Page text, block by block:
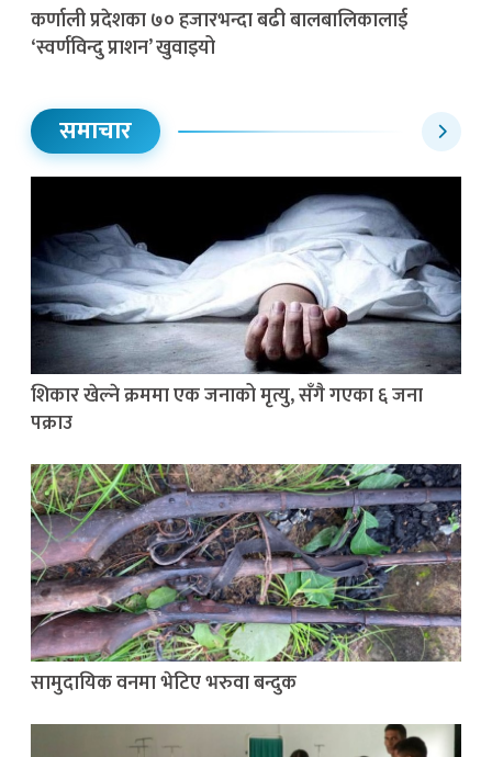
कर्णाली प्रदेशका ७० हजारभन्दा बढी बालबालिकालाई
‘स्वर्णविन्दु प्राशन’ खुवाइयो
समाचार
शिकार खेल्ने क्रममा एक जनाको मृत्यु, सँगै गएका ६ जना
पक्राउ
सामुदायिक वनमा भेटिए भरुवा बन्दुक